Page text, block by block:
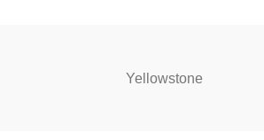
Yellowstone